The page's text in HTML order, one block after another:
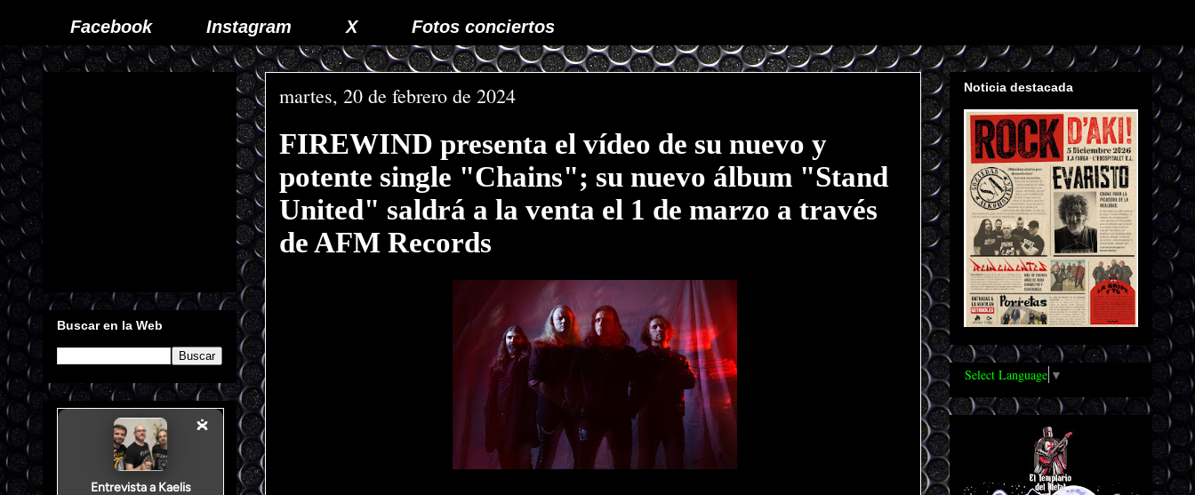
Facebook
Instagram X Fotos conciertos
martes, 20 de febrero de 2024
FIREWIND presenta el vídeo de su nuevo y
potente single "Chains"; su nuevo álbum "Stand
United" saldrá a la venta el 1 de marzo a través
de AFM Records
Buscar en la Web
Noticia destacada
Select Language ▼